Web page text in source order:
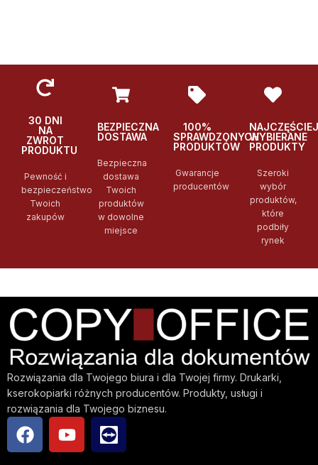
30 DNI
NA
ZWROT
PRODUKTU
Pewność i
bezpieczeństwo
Twoich
zakupów
BEZPIECZNA
DOSTAWA
Bezpieczna
dostawa
Twoich
produktów
w dowolne
miejsce
100%
SPRAWDZONYCH
PRODUKTÓW
Gwarancje
producentów
NAJCZĘŚCIEJ
WYBIERANE
PRODUKTY
Szeroki
wybór
produktów,
które
podbiły
rynek
Rozwiązania dla Twojego biura i dla Twojej firmy. Drukarki,
kserokopiarki różnych producentów. Produkty, usługi i
rozwiązania dla Twojego biznesu.